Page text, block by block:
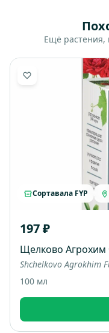
Ещё растения,
Сортавала FYP
197 ₽
Щелково
Shchelkovo Agrokhim
100 мл